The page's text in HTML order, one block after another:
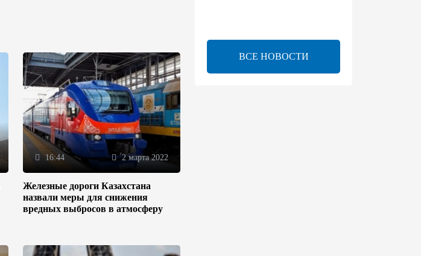
16:44 2 марта 2022
Железные дороги Казахстана
назвали меры для снижения
вредных выбросов в атмосферу
ученый Эргун Кырлыковалы
раскритиковал позицию
Талеба по вопросу Рубена
Варданяна
ВСЕ НОВОСТИ